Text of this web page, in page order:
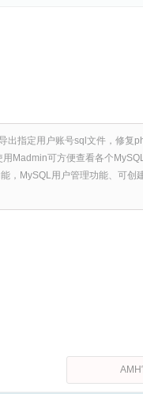
指定用户账号sql文件，修复
Madmin可方便查看各个
，MySQL用户管理功能、可创